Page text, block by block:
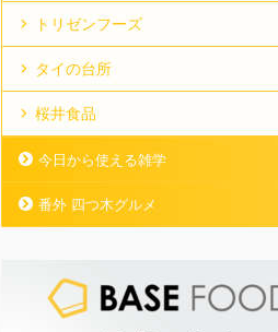
トリゼンフーズ
タイの台所
桜井食品
今日から使える雑学
番外 四つ木グルメ